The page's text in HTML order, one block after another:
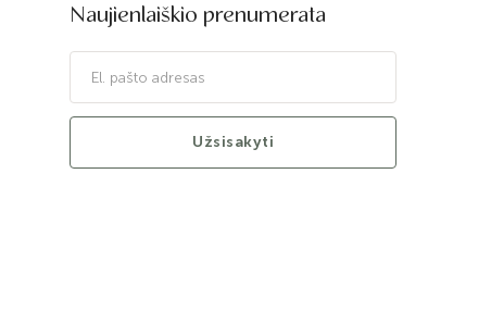
Naujienlaiškio prenumerata
Užsisakyti